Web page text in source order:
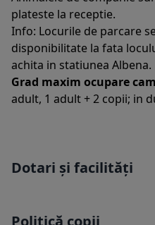
plateste la receptie.
Info: Locurile de parcare
disponibilitate la fata
achita in statiunea Albena.
Grad maxim ocupare
adult, 1 adult + 2 copii; in
Dotari și facilități
Politică copii